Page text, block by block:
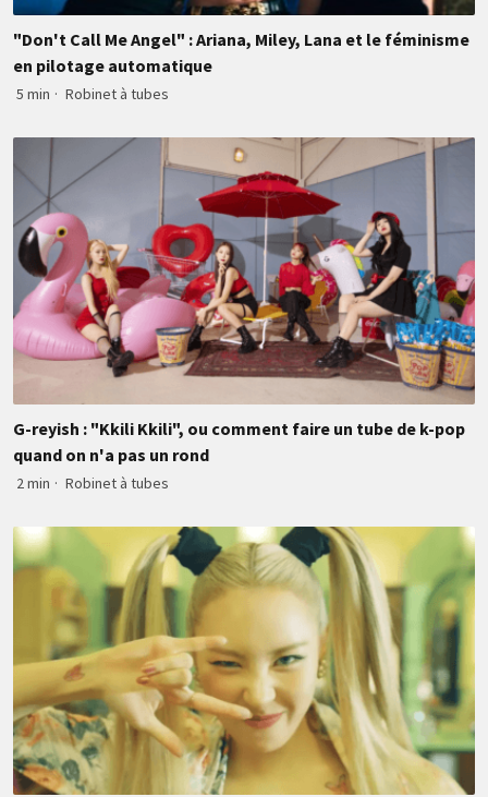
"Don't Call Me Angel" : Ariana, Miley, Lana et le féminisme
en pilotage automatique
5 min · Robinet à tubes
G-reyish : "Kkili Kkili", ou comment faire un tube de k-pop
quand on n'a pas un rond
2 min · Robinet à tubes